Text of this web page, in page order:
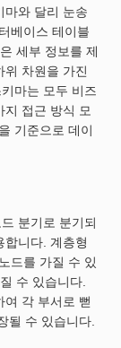
마와 달리 눈송
베이스 테이블
세부 정보를 제
위 차원을 가진
마는 모두 비즈
지 접근 방식 모
기준으로 데이
분기로 분기되
합니다. 계층형
드를 가질 수 있
수 있습니다.
각 부서로 뻗
될 수 있습니다.